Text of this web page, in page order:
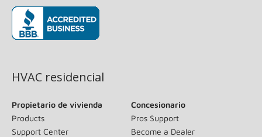
HVAC residencial
Propietario de vivienda
Products
Support Center
Concesionario
Pros Support
Become a Dealer